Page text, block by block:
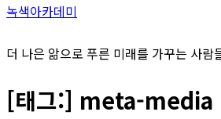
녹색아카데미
더 나은 앎으로 푸른 미래를 가꾸는 사람
[태그:] meta-media